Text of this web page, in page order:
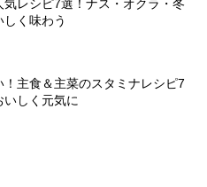
気レシピ7選！ナス・オクラ・冬
しく味わう
！主食＆主菜のスタミナレシピ7
しく元気に